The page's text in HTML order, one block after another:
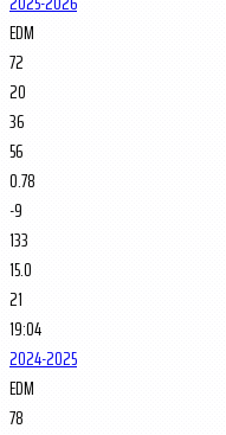
EDM
72
20
36
56
0.78
-9
133
15.0
21
19:04
2024-2025
EDM
78